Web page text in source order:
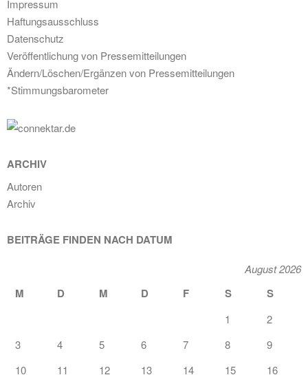
Impressum
Haftungsausschluss
Datenschutz
Veröffentlichung von Pressemitteilungen
Ändern/Löschen/Ergänzen von Pressemitteilungen
*Stimmungsbarometer
ARCHIV
Autoren
Archiv
BEITRÄGE FINDEN NACH DATUM
August 2026
M D M D F S S
1
2
3
4 5 6 7 8
9
10
11 12 13 14 15 16